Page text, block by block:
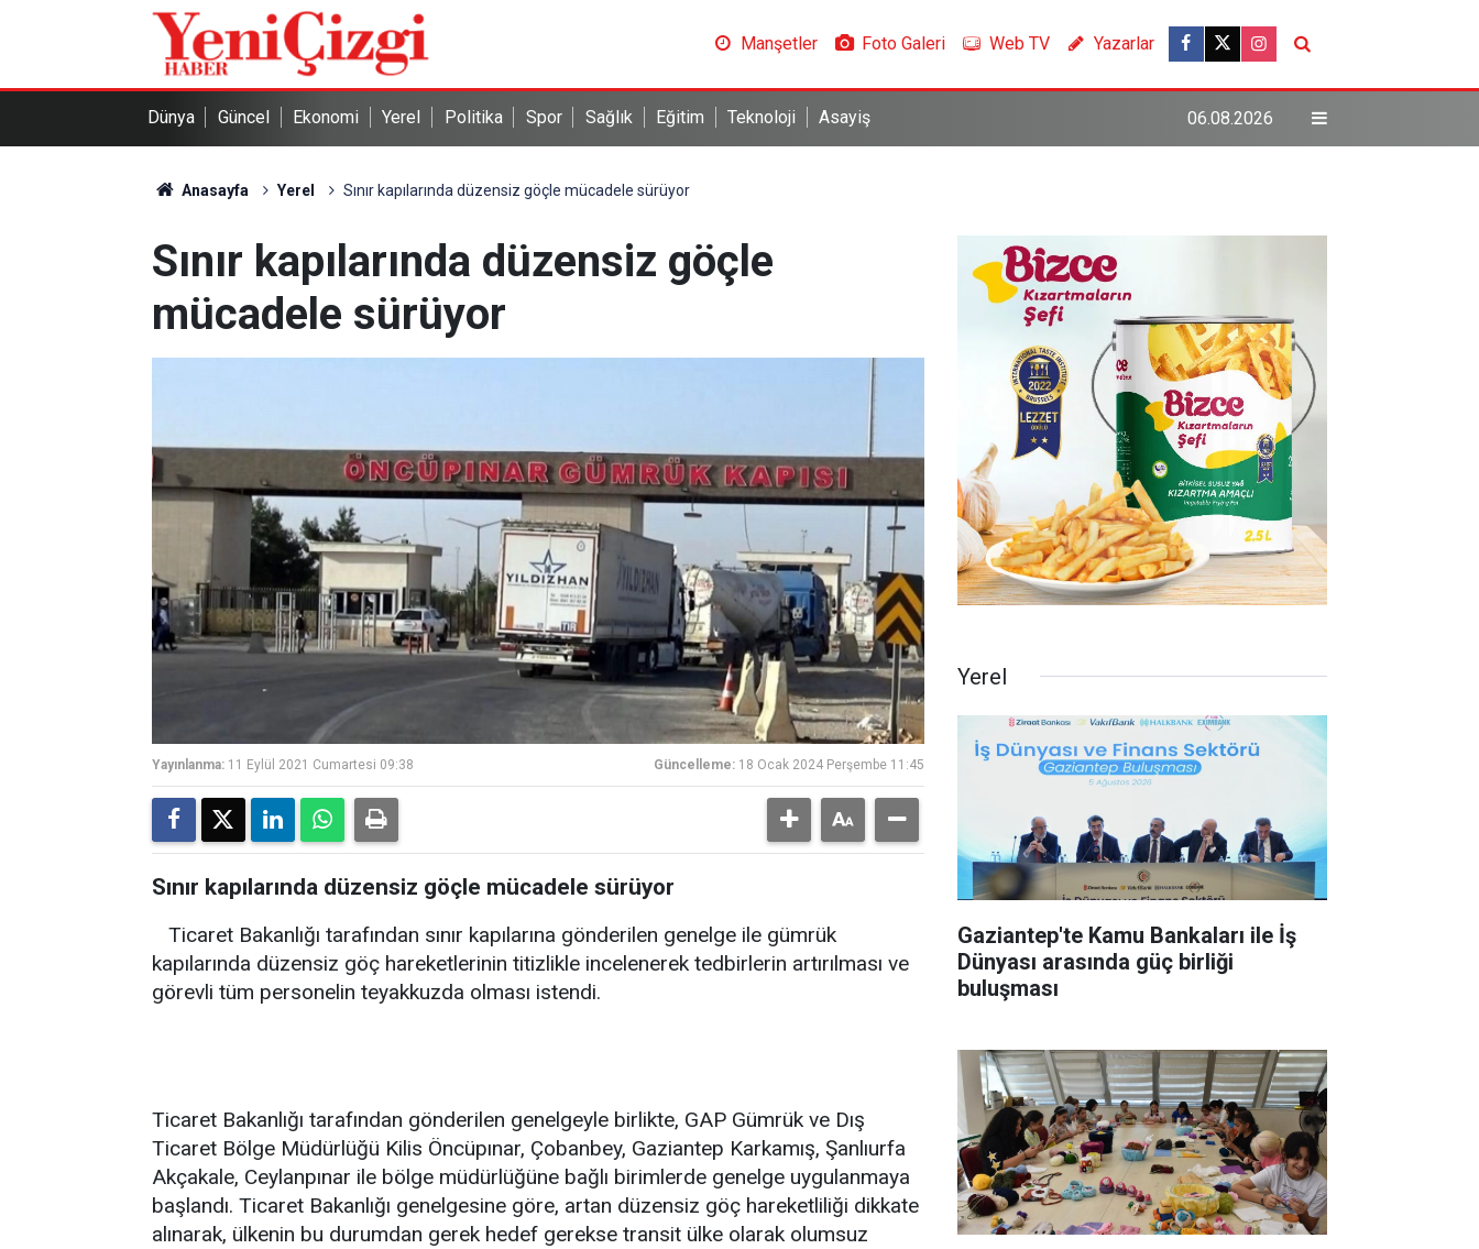
Manşetler Foto Galeri Web TV Yazarlar
Dünya Güncel Ekonomi Yerel Politika Spor Sağlık Eğitim Teknoloji Asayiş 06.08.2026
Anasayfa Yerel Sınır kapılarında düzensiz göçle mücadele sürüyor
Sınır kapılarında düzensiz göçle
mücadele sürüyor
Yayınlanma: 11 Eylül 2021 Cumartesi 09:38 Güncelleme: 18 Ocak 2024 Perşembe 11:45
Sınır kapılarında düzensiz göçle mücadele sürüyor
Ticaret Bakanlığı tarafından sınır kapılarına gönderilen genelge ile gümrük
kapılarında düzensiz göç hareketlerinin titizlikle incelenerek tedbirlerin artırılması ve
görevli tüm personelin teyakkuzda olması istendi.
Ticaret Bakanlığı tarafından gönderilen genelgeyle birlikte, GAP Gümrük ve Dış
Ticaret Bölge Müdürlüğü Kilis Öncüpınar, Çobanbey, Gaziantep Karkamış, Şanlıurfa
Akçakale, Ceylanpınar ile bölge müdürlüğüne bağlı birimlerde genelge uygulanmaya
başlandı. Ticaret Bakanlığı genelgesine göre, artan düzensiz göç hareketliliği dikkate
alınarak, ülkenin bu durumdan gerek hedef gerekse transit ülke olarak olumsuz
Yerel
Gaziantep'te Kamu Bankaları ile İş
Dünyası arasında güç birliği
buluşması